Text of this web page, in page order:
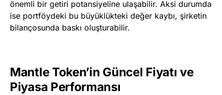
önemli bir getiri potansiyeline ulaşabilir. Aksi durumda
ise portföydeki bu büyüklükteki değer kaybı, şirketin
bilançosunda baskı oluşturabilir.
Mantle Token’in Güncel Fiyatı ve
Piyasa Performansı